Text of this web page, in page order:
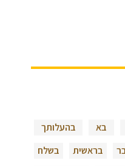
בא
בהעלותך
בראשית
בשלח